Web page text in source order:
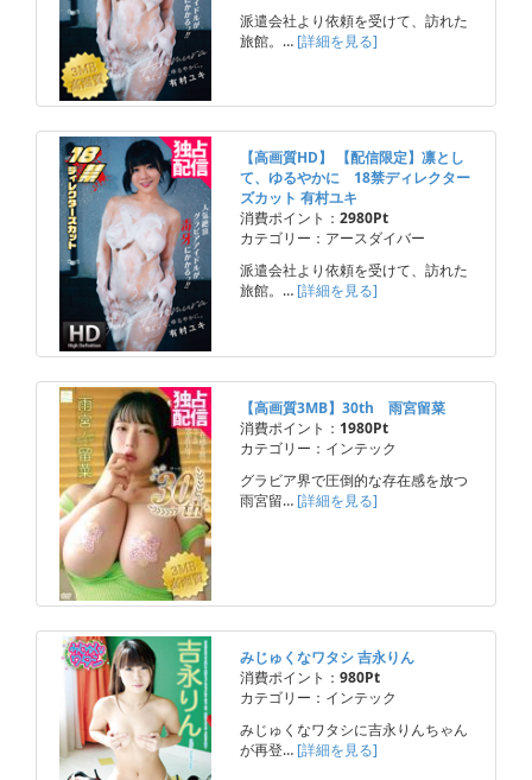
派遣会社より依頼を受けて、訪れた
旅館。… [詳細を見る]
【高画質HD】 【配信限定】凛とし
て、ゆるやかに 18禁ディレクター
ズカット 有村ユキ
消費ポイント： 2980Pt
カテゴリー：アースダイバー
派遣会社より依頼を受けて、訪れた
旅館。… [詳細を見る]
【高画質3MB】30th 雨宮留菜
消費ポイント： 1980Pt
カテゴリー：インテック
グラビア界で圧倒的な存在感を放つ
雨宮留… [詳細を見る]
みじゅくなワタシ 吉永りん
消費ポイント： 980Pt
カテゴリー：インテック
みじゅくなワタシに吉永りんちゃん
が再登… [詳細を見る]